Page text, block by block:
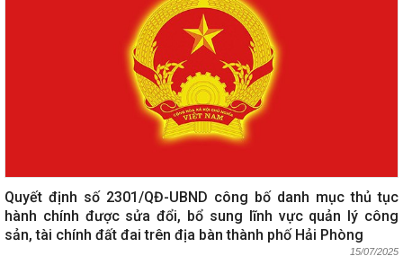
Quyết định số 2301/QĐ-UBND công bố danh mục thủ tục
hành chính được sửa đổi, bổ sung lĩnh vực quản lý công
sản, tài chính đất đai trên địa bàn thành phố Hải Phòng
15/07/2025